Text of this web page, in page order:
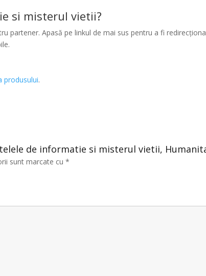
si misterul vietii?
partener. Apasă pe linkul de mai sus pentru a fi
produsului.
de informatie si misterul vietii,
sunt marcate cu*